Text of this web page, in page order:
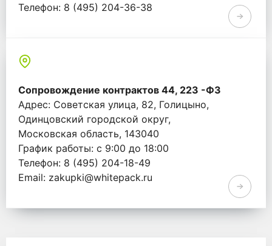
Телефон: 8 (495) 204-36-38
Сопровождение контрактов 44, 223 -ФЗ
Адрес: Советская улица, 82, Голицыно,
Одинцовский городской округ,
Московская область, 143040
График работы: с 9:00 до 18:00
Телефон: 8 (495) 204-18-49
Email: zakupki@whitepack.ru